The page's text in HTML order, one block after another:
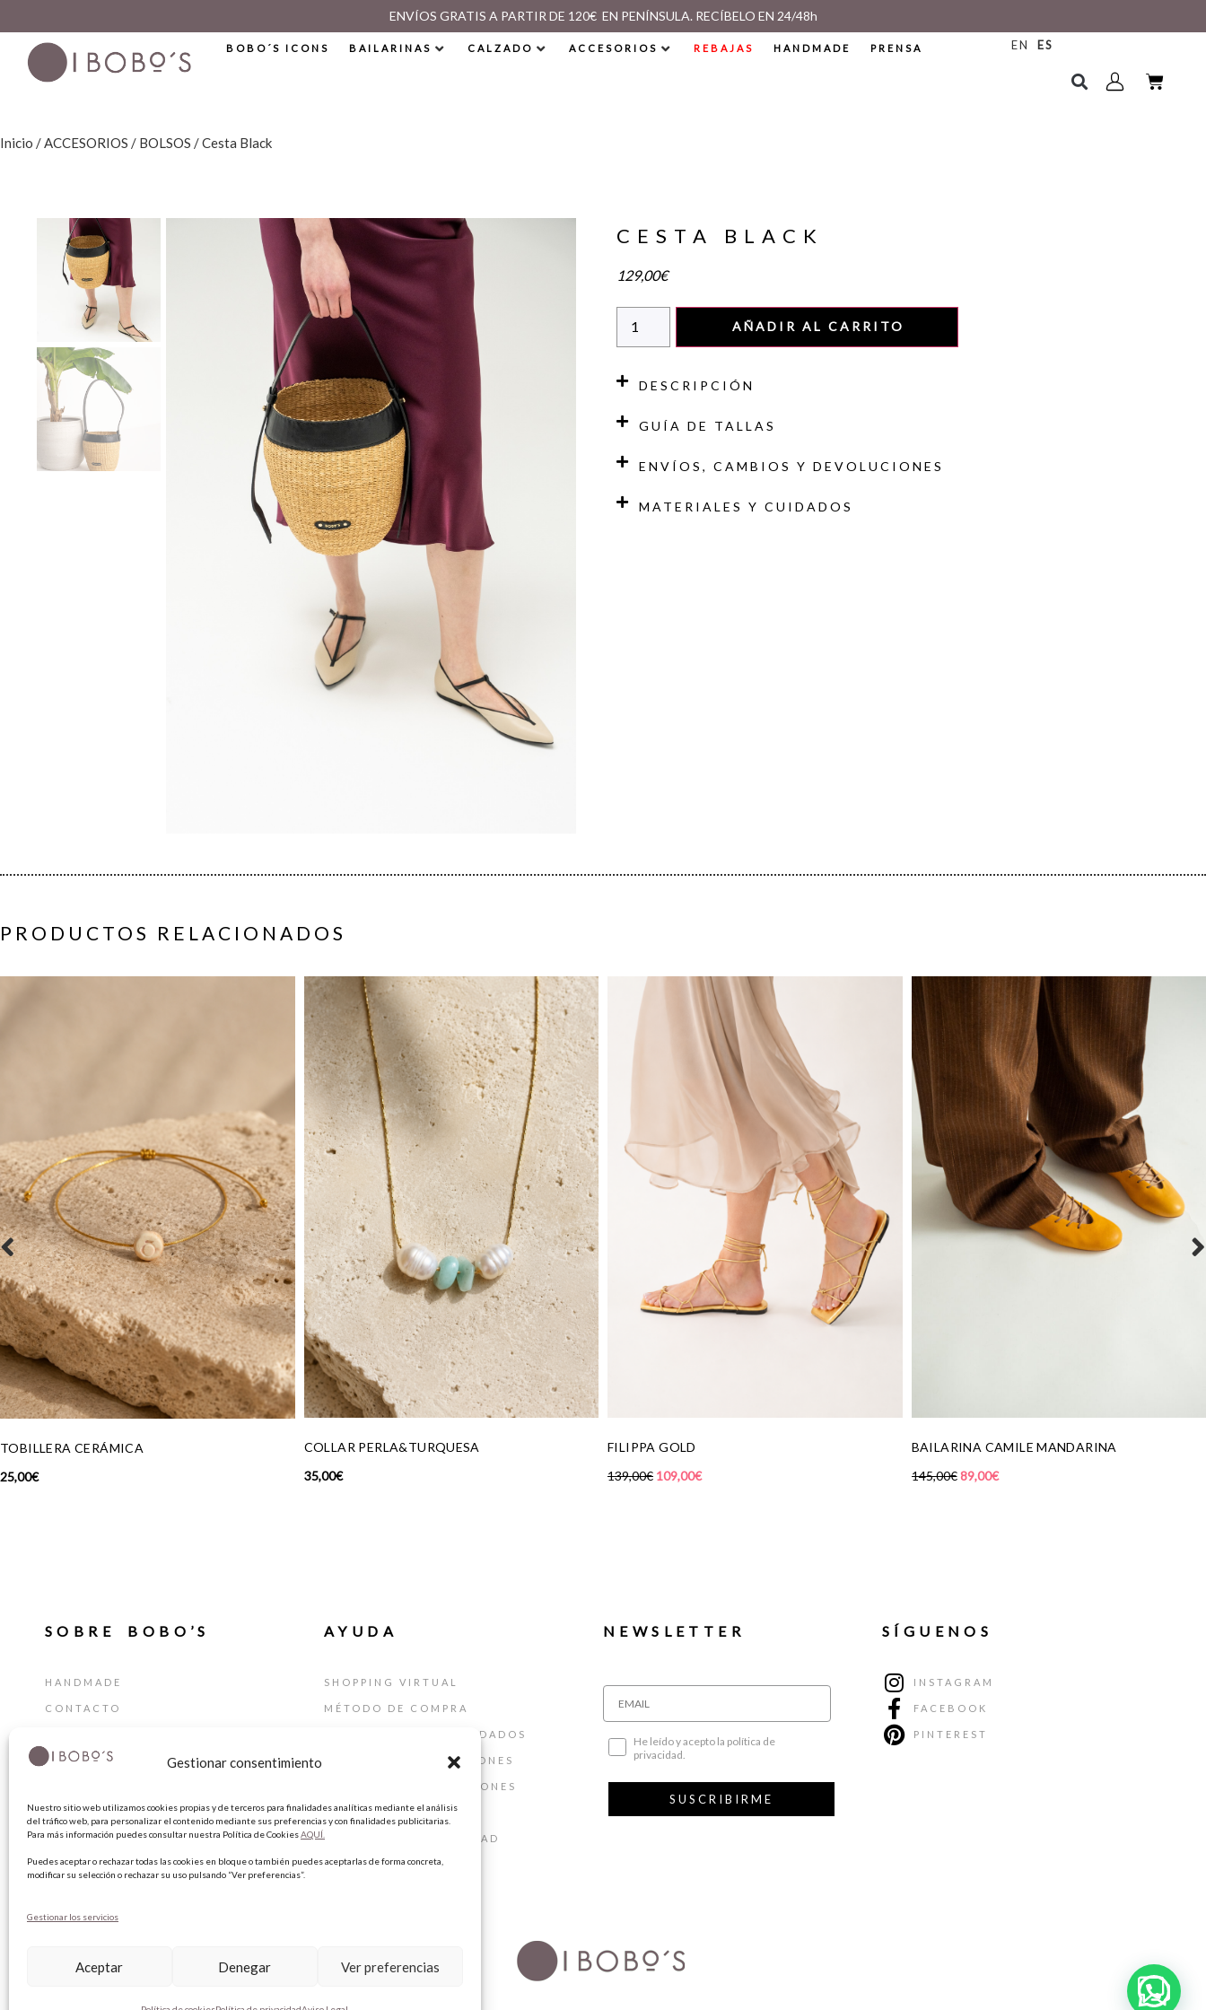
Gestionar consentimiento
Nuestro sitio web utilizamos cookies propias y de terceros para finalidades analíticas mediante el análisis
del tráfico web, para personalizar el contenido mediante sus preferencias y con finalidades publicitarias.
Para más información puedes consultar nuestra Política de CookiesAQUÍ.
Puedes aceptar o rechazar todas las cookies en bloque o también puedes aceptarlas de forma concreta,
modificar su selección o rechazar su uso pulsando “Ver preferencias”.
Gestionar los servicios
Aceptar Denegar Ver preferencias
ENVÍOS GRATIS A PARTIR DE 120€ EN PENÍNSULA. RECÍBELO EN 24/48h
BOBO´S ICONS BAILARINAS CALZADO ACCESORIOS REBAJAS HANDMADE PRENSA EN ES
Inicio /ACCESORIOS / BOLSOS / Cesta Black
CESTA BLACK
129,00€
AÑADIR AL CARRITO
DESCRIPCIÓN
GUÍA DE TALLAS
ENVÍOS, CAMBIOS Y DEVOLUCIONES
MATERIALES Y CUIDADOS
PRODUCTOS RELACIONADOS
COLLAR PERLA&TURQUESA
FILIPPA GOLD
BAILARINA CAMILE MANDARINA
145,00
SNEAKERS RETRO SAND
139,00
SOBRE BOBO’S
HANDMADE
CONTACTO
TARJETA REGALO
AYUDA
SHOPPING VIRTUAL
MÉTODO DE COMPRA
GUÍA DE TALLAS Y CUIDADOS
CAMBIOS Y DEVOLUCIONES
TÉRMINIOS Y CONDICIONES
AVISO LEGAL
POLÍTICA DE PRIVACIDAD
POLÍTICA DE COOKIES
NEWSLETTER
He leído y acepto la política de
privacidad.
SUSCRIBIRME
SÍGUENOS
INSTAGRAM
FACEBOOK
PINTEREST